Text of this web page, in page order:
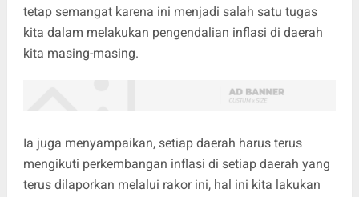
tetap semangat karena ini menjadi salah satu tugas
kita dalam melakukan pengendalian inflasi di daerah
kita masing-masing.
Ia juga menyampaikan, setiap daerah harus terus
mengikuti perkembangan inflasi di setiap daerah yang
terus dilaporkan melalui rakor ini, hal ini kita lakukan